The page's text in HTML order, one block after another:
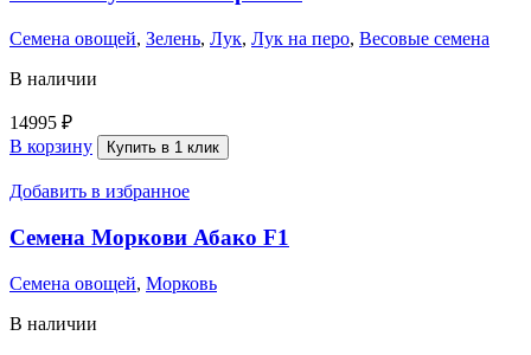
Семена овощей, Зелень, Лук, Лук на перо, Весовые семена
В наличии
14995 ₽
В корзину
Купить в 1 клик
Добавить в избранное
Семена Моркови Абако F1
Семена овощей, Морковь
В наличии